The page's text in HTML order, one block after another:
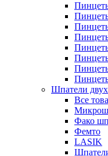
Шпатели
Все
Фако
Фемто
LASIK